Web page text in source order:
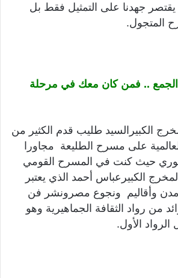
جهدنا على التمثيل فقط بل
المتجول.
الجمع .. فمن كان معك في مرحلة
الكبيرالسيد طليب قدم الكثير من
على مسرح الطليعة مجاورا
حيث كنت في المسرح القومي
الكبيرعباس أحمد الذي يعتبر
وأقاليم ونجوع مصرونشر فن
من رواد الثقافة الجماهيرية وهو
الأول.